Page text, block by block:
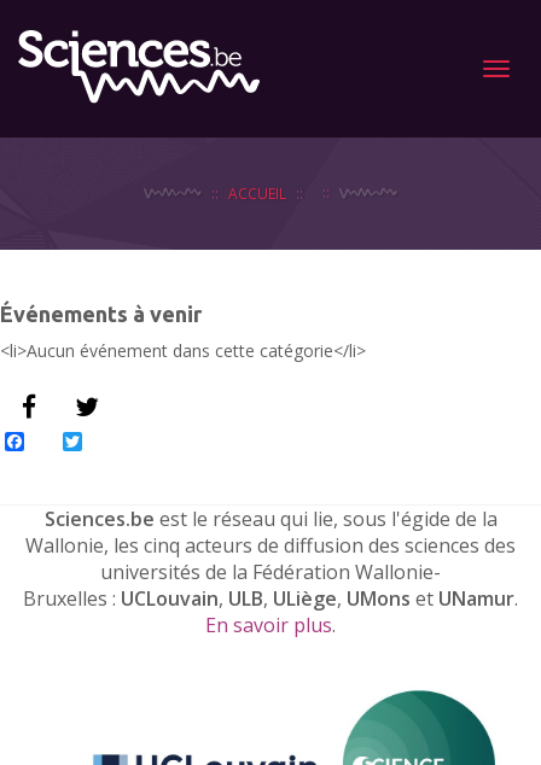
Menu
ACCUEIL
Événements à venir
<li>Aucun événement dans cette catégorie</li>
Facebook
Sciences.be est le réseau qui lie, sous l'égide de la
Wallonie, les cinq acteurs de diffusion des sciences des
universités de la Fédération Wallonie-
Bruxelles : UCLouvain, ULB, ULiège, UMons et UNamur.
En savoir plus.